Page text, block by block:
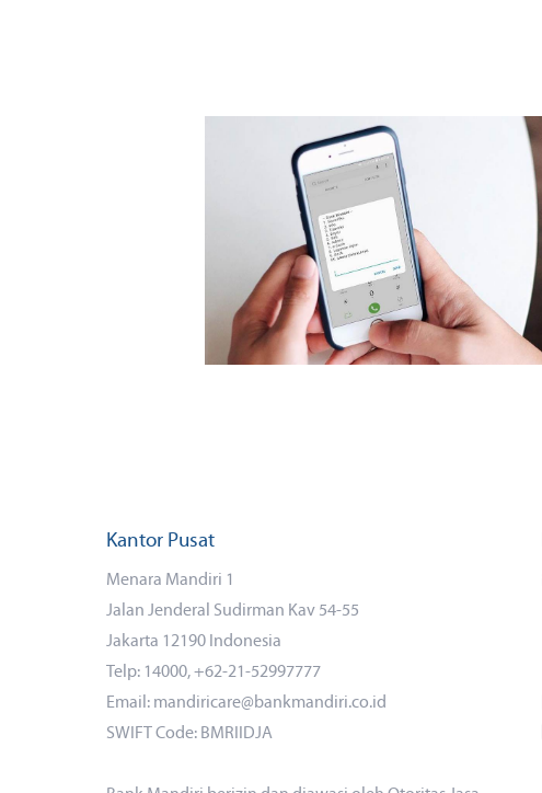
Kantor Pusat
Menara Mandiri 1
Jalan Jenderal Sudirman Kav 54-55
Jakarta 12190 Indonesia
Telp: 14000, +62-21-52997777
Email: mandiricare@bankmandiri.co.id
SWIFT Code: BMRIIDJA